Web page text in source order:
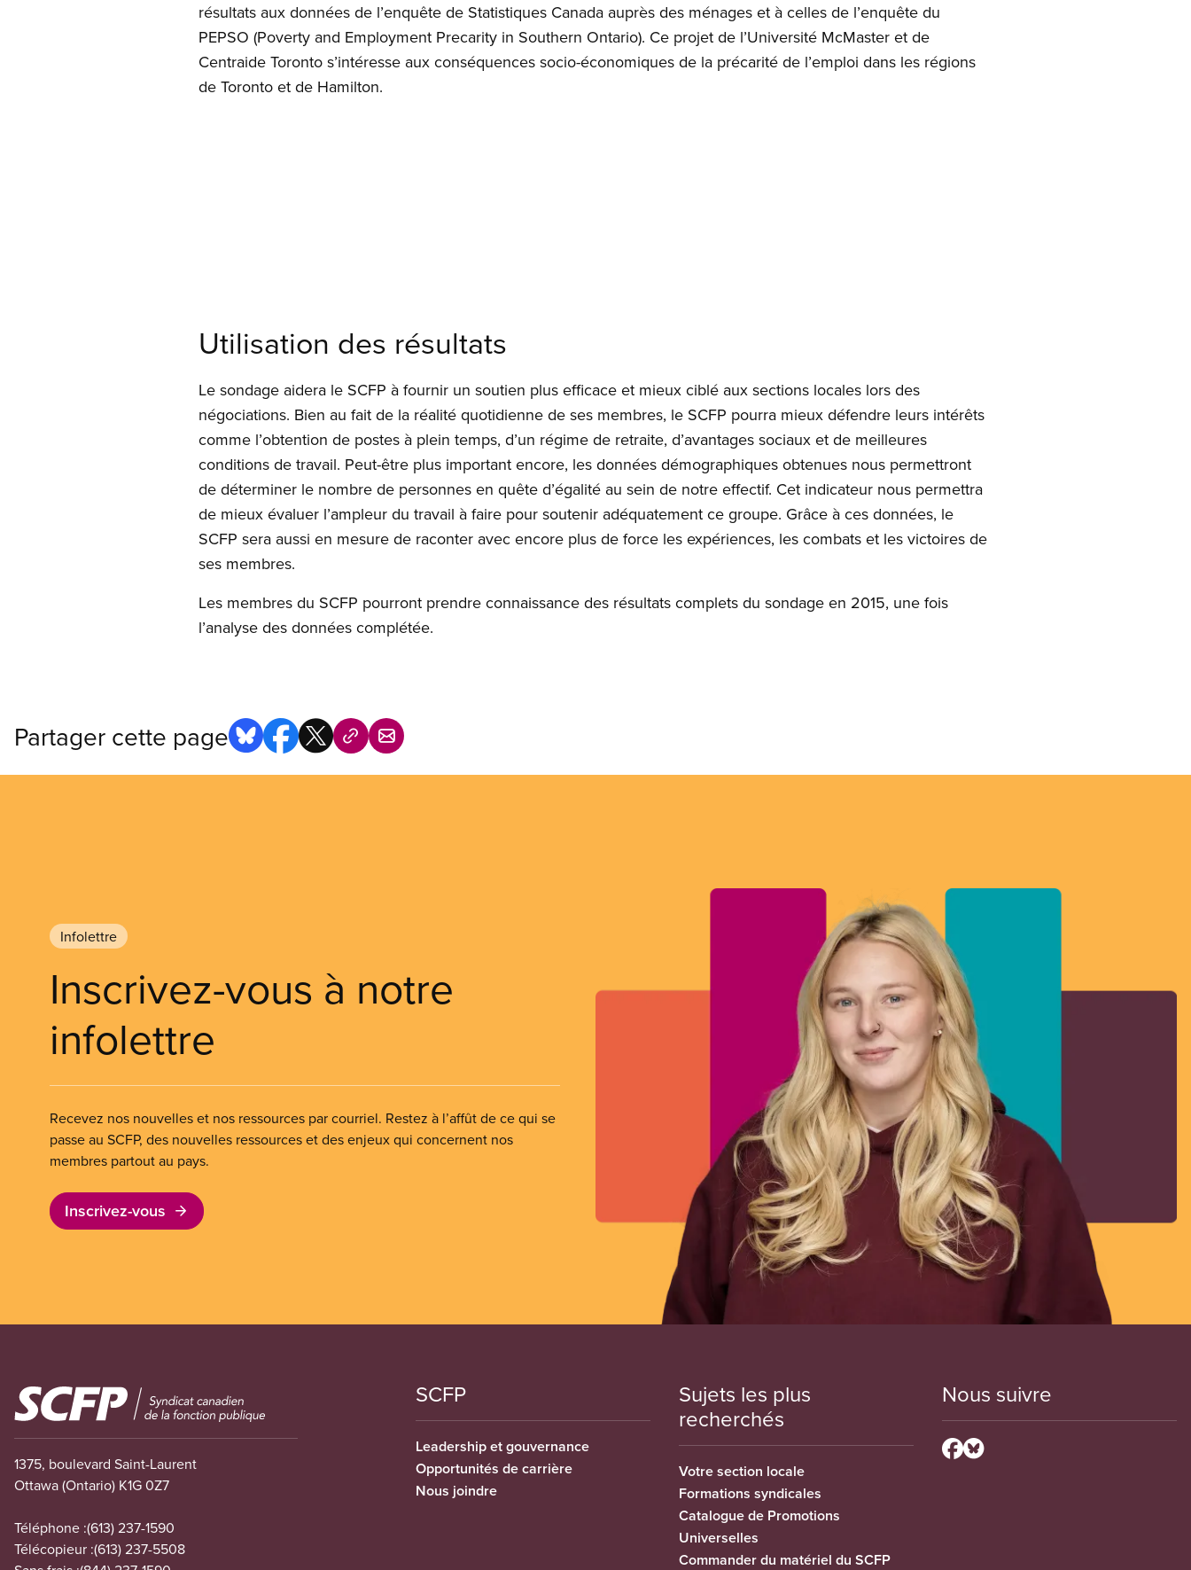
résultats aux données de l’enquête de Statistiques Canada auprès des ménages et à celles de l’enquête du
PEPSO (Poverty and Employment Precarity in Southern Ontario). Ce projet de l’Université McMaster et de
Centraide Toronto s’intéresse aux conséquences socio-économiques de la précarité de l’emploi dans les régions
de Toronto et de Hamilton.
Open image in modal
Utilisation des résultats
Le sondage aidera le SCFP à fournir un soutien plus efficace et mieux ciblé aux sections locales lors des
négociations. Bien au fait de la réalité quotidienne de ses membres, le SCFP pourra mieux défendre leurs intérêts
comme l’obtention de postes à plein temps, d’un régime de retraite, d’avantages sociaux et de meilleures
conditions de travail. Peut-être plus important encore, les données démographiques obtenues nous permettront
de déterminer le nombre de personnes en quête d’égalité au sein de notre effectif. Cet indicateur nous permettra
de mieux évaluer l’ampleur du travail à faire pour soutenir adéquatement ce groupe. Grâce à ces données, le
SCFP sera aussi en mesure de raconter avec encore plus de force les expériences, les combats et les victoires de
ses membres.
Les membres du SCFP pourront prendre connaissance des résultats complets du sondage en 2015, une fois
l’analyse des données complétée.
Partager cette page
Infolettre
Inscrivez-vous à notre
infolettre
Recevez nos nouvelles et nos ressources par courriel. Restez à l’affût de ce qui se
passe au SCFP, des nouvelles ressources et des enjeux qui concernent nos
membres partout au pays.
Inscrivez-vous
Image
1375, boulevard Saint-Laurent
Ottawa (Ontario) K1G 0Z7
Téléphone :(613) 237-1590
Télécopieur :(613) 237-5508
SCFP
Leadership et gouvernance
Opportunités de carrière
Nous joindre
Sujets les plus
recherchés
Votre section locale
Formations syndicales
Catalogue de Promotions
Universelles
Commander du matériel du SCFP
Nous suivre